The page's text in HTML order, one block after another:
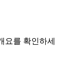
요를 확인하세